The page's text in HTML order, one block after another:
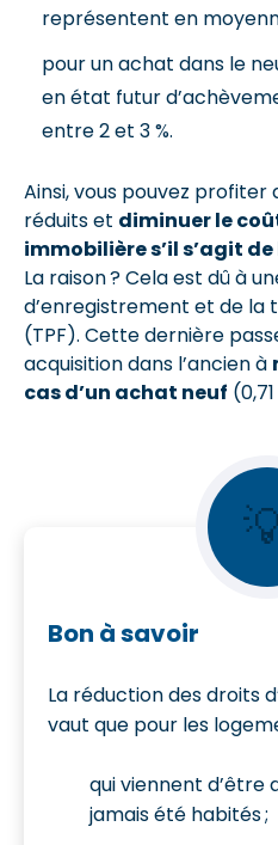
représentent en
pour un achat dans le
en état futur
entre 2 et 3 %.
Ainsi, vous pouvez profiter
réduits et diminuer le
immobilière s’il s’agit
La raison ? Cela est dû à
d’enregistrement et de la
(TPF). Cette dernière
acquisition dans l’ancien à
cas d’un achat neuf
Bon à savoir
La réduction des droits
vaut que pour les
qui viennent d’être
jamais été habités ;